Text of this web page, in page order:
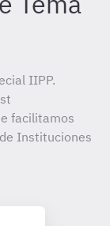
IIPP.
facilitamos
Instituciones